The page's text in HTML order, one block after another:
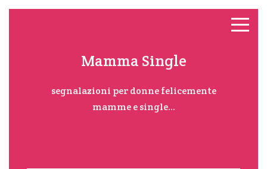
Mamma Single
segnalazioni per donne felicemente
mamme e single...